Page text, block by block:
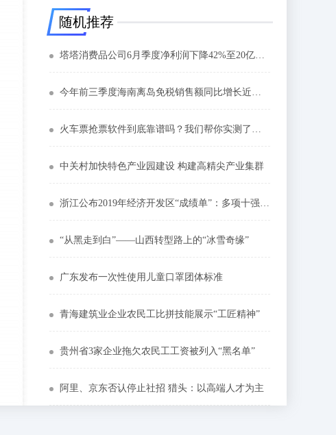
随机推荐
塔塔消费品公司6月季度净利润下降42%至20亿卢比
今年前三季度海南离岛免税销售额同比增长近三成
火车票抢票软件到底靠谱吗？我们帮你实测了八款
中关村加快特色产业园建设 构建高精尖产业集群
浙江公布2019年经济开发区“成绩单”：多项十强榜单出炉
“从黑走到白”——山西转型路上的“冰雪奇缘”
广东发布一次性使用儿童口罩团体标准
青海建筑业企业农民工比拼技能展示“工匠精神”
贵州省3家企业拖欠农民工工资被列入“黑名单”
阿里、京东否认停止社招 猎头：以高端人才为主